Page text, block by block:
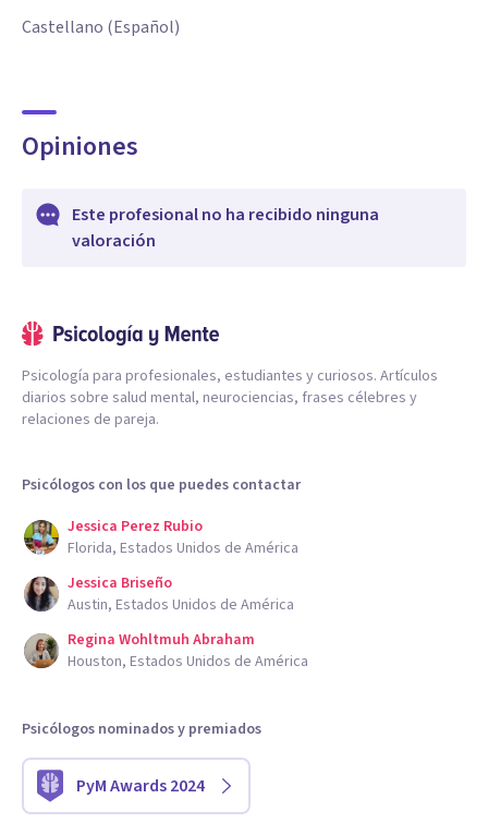
Castellano (Español)
Opiniones
Este profesional no ha recibido ninguna
valoración
Psicología para profesionales, estudiantes y curiosos. Artículos
diarios sobre salud mental, neurociencias, frases célebres y
relaciones de pareja.
Psicólogos con los que puedes contactar
Jessica Perez Rubio
Florida, Estados Unidos de América
Jessica Briseño
Austin, Estados Unidos de América
Regina Wohltmuh Abraham
Houston, Estados Unidos de América
Psicólogos nominados y premiados
PyM Awards 2024